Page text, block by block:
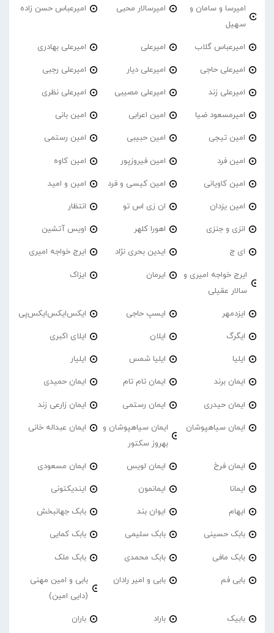
امیرسا و سامان و
سهیل
امیرسالار محبی امیرعباس حسن زاده
امیرعباس گلاب امیرعلی امیرعلی بهادری
امیرعلی حاجی امیرعلی دیار امیرعلی رجبی
امیرعلی زند امیرعلی مصیبی امیرعلی نظری
امیرمسعود ضیا امین اعرابی امین بانی
امین تیجی امین حبیبی امین رستمی
امین فرد امین فیروزپور امین کاوه
امین کاویانی امین کیسی و فرد امین و امید
امین یزدان ان زی اس تو انتظار
انزی و جنزی اهورا کلهر اویس آتشین
ای ج ایدین بحری نژاد ایرج خواجه امیری
ایرج خواجه امیری و
سالار عقیلی
ایرمان ایزاک
ایزدمهر ایسپ حاجی ایکس‌ایکس‌ایکس‌پی
ایگرگ ایلان ایلای اکبری
ایلیا ایلیا شمس ایلیار
ایمان برند ایمان تام تام ایمان حمیدی
ایمان حیدری ایمان رستمی ایمان زارعی زند
ایمان سیاهپوشان
ایمان سیاهپوشان و
بهروز سکتور
ایمان عبداله خانی
ایمان فرخ ایمان لویس ایمان مسعودی
ایمانا ایمانمون ایندیکتونی
ایهام ایوان بند بابک جهانبخش
بابک حسینی بابک سلیمی بابک کمایی
بابک مافی بابک محمدی بابک ملک
بابی فم بابی و امیر رادان
بابی و امین مهنی
(دایی امین)
بابیک باراد باران